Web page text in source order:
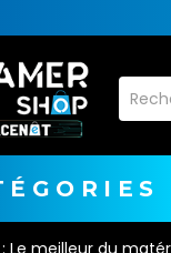
Le meilleur du